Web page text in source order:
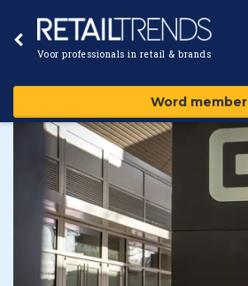
Voor professionals in retail & brands
Word member